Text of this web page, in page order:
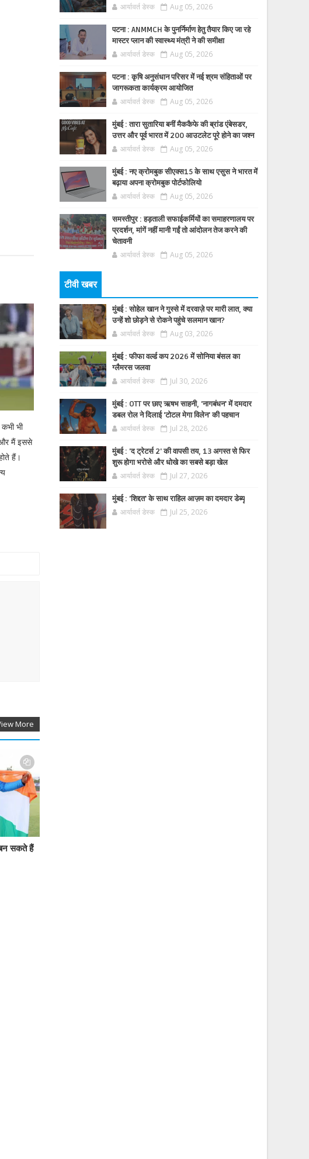
भी
और मैं इससे
हैं।
More
सकते हैं
आर्यावर्त डेस्क Aug 05, 2026
पटना : ANMMCH के पुनर्निर्माण हेतु तैयार किए जा रहे
मास्टर प्लान की स्वास्थ्य मंत्री ने की समीक्षा
आर्यावर्त डेस्क Aug 05, 2026
पटना : कृषि अनुसंधान परिसर में नई श्रम संहिताओं पर
जागरूकता कार्यक्रम आयोजित
आर्यावर्त डेस्क Aug 05, 2026
मुंबई : तारा सुतारिया बनीं मैककैफे की ब्रांड एंबेसडर,
उत्तर और पूर्व भारत में 200 आउटलेट पूरे होने का जश्न
आर्यावर्त डेस्क Aug 05, 2026
मुंबई : नए क्रोमबुक सीएक्स15 के साथ एसुस ने भारत में
बढ़ाया अपना क्रोमबुक पोर्टफोलियो
आर्यावर्त डेस्क Aug 05, 2026
समस्तीपुर : हड़ताली सफाईकर्मियों का समाहरणालय पर
प्रदर्शन, मांगें नहीं मानी गईं तो आंदोलन तेज करने की
चेतावनी
आर्यावर्त डेस्क Aug 05, 2026
टीवी खबर
मुंबई : सोहेल खान ने गुस्से में दरवाज़े पर मारी लात, क्या
उन्हें शो छोड़ने से रोकने पहुंचे सलमान खान?
आर्यावर्त डेस्क Aug 03, 2026
मुंबई : फीफा वर्ल्ड कप 2026 में सोनिया बंसल का
ग्लैमरस जलवा
आर्यावर्त डेस्क Jul 30, 2026
मुंबई : OTT पर छाए ऋषभ साहनी, 'नागबंधन' में दमदार
डबल रोल ने दिलाई 'टोटल मेगा विलेन' की पहचान
आर्यावर्त डेस्क Jul 28, 2026
मुंबई : 'द ट्रेटर्स 2' की वापसी तय, 13 अगस्त से फिर
शुरू होगा भरोसे और धोखे का सबसे बड़ा खेल
आर्यावर्त डेस्क Jul 27, 2026
मुंबई : 'शिद्दत' के साथ राहिल आज़म का दमदार डेब्यू
आर्यावर्त डेस्क Jul 25, 2026